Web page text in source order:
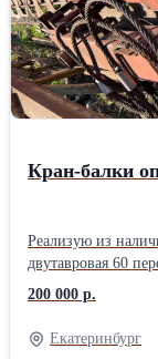
Кран-балки
Реализую из наличия кран-
двутавровая 60
шт. (нет одного колеса)
м. балка
тележки - 2 шт. с
Организую
200 000 р.
Екатеринбург